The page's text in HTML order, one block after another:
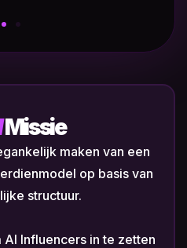
Missie
maken van een
op basis van
structuur.
Influencers in te zetten